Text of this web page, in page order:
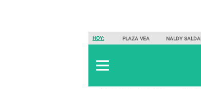
HOY: PLAZA VEA NALDY